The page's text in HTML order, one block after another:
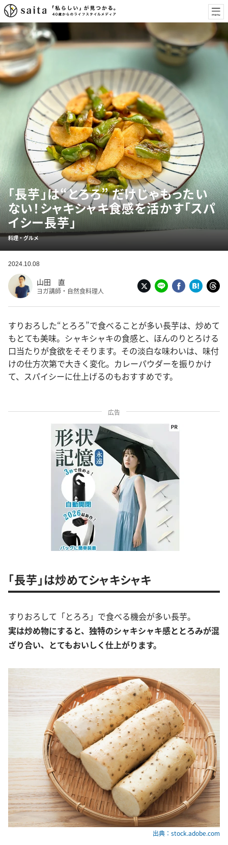
「長芋」は“とろろ” だけじゃもったい
ない！シャキシャキ食感を活かす「スパ
イシー長芋」
料理・グルメ
2024.10.08
山田 直
ヨガ講師・自然食料理人
すりおろした“とろろ”で食べることが多い長芋は、炒めて
もとても美味。シャキシャキの食感と、ほんのりとろける
口当たりが食欲をそそります。その淡白な味わいは、味付
けの仕方次第で大きく変化。カレーパウダーを振りかけ
て、スパイシーに仕上げるのもおすすめです。
広告
「長芋」は炒めてシャキシャキ
すりおろして「とろろ」で食べる機会が多い長芋。
実は炒め物にすると、独特のシャキシャキ感ととろみが混
ざり合い、とてもおいしく仕上がります。
出典：stock.adobe.com